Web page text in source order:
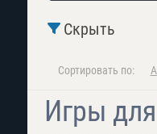
Скрыть
Сортировать по:
Игры